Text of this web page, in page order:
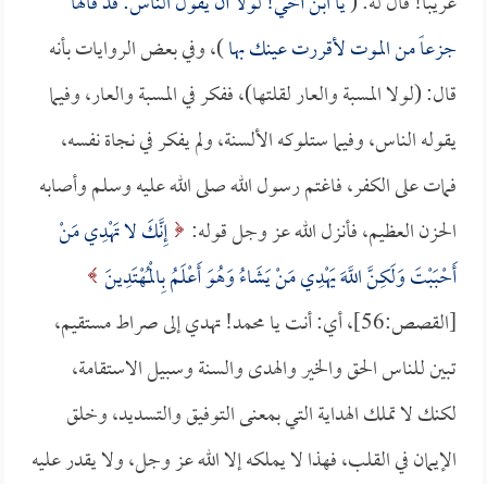
جزعاً من الموت لأقررت عينك بها)، وفي بعض الروايات بأنه
قال: (لولا المسبة والعار لقلتها)، ففكر في المسبة والعار، وفيما
يقوله الناس، وفيما ستلوكه الألسنة، ولم يفكر في نجاة نفسه،
فمات على الكفر، فاغتم رسول الله صلى الله عليه وسلم وأصابه
الحزن العظيم، فأنزل الله عز وجل قوله: إِنَّكَ لا تَهْدِي مَنْ
أَحْبَبْتَ وَلَكِنَّ اللَّهَ يَهْدِي مَنْ يَشَاءُ وَهُوَ أَعْلَمُ بِالْمُهْتَدِينَ
[القصص:56]، أي: أنت يا محمد! تهدي إلى صراط مستقيم،
تبين للناس الحق والخير والهدى والسنة وسبيل الاستقامة،
لكنك لا تملك الهداية التي بمعنى التوفيق والتسديد، وخلق
الإيمان في القلب، فهذا لا يملكه إلا الله عز وجل، ولا يقدر عليه